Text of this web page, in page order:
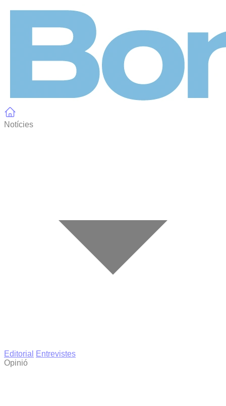
Notícies
Editorial
Entrevistes
Opinió